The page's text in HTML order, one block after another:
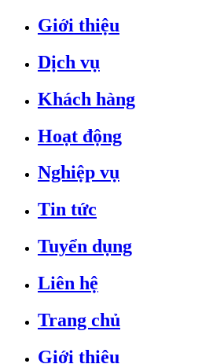
Giới thiệu
Dịch vụ
Khách hàng
Hoạt động
Nghiệp vụ
Tin tức
Tuyển dụng
Liên hệ
Trang chủ
Giới thiệu